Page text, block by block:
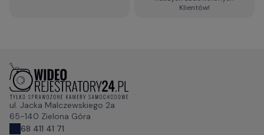
Klientów!
ul. Jacka Malczewskiego 2a
65-140 Zielona Góra
68 411 41 71